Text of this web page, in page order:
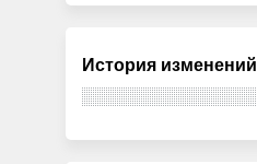
История изменений